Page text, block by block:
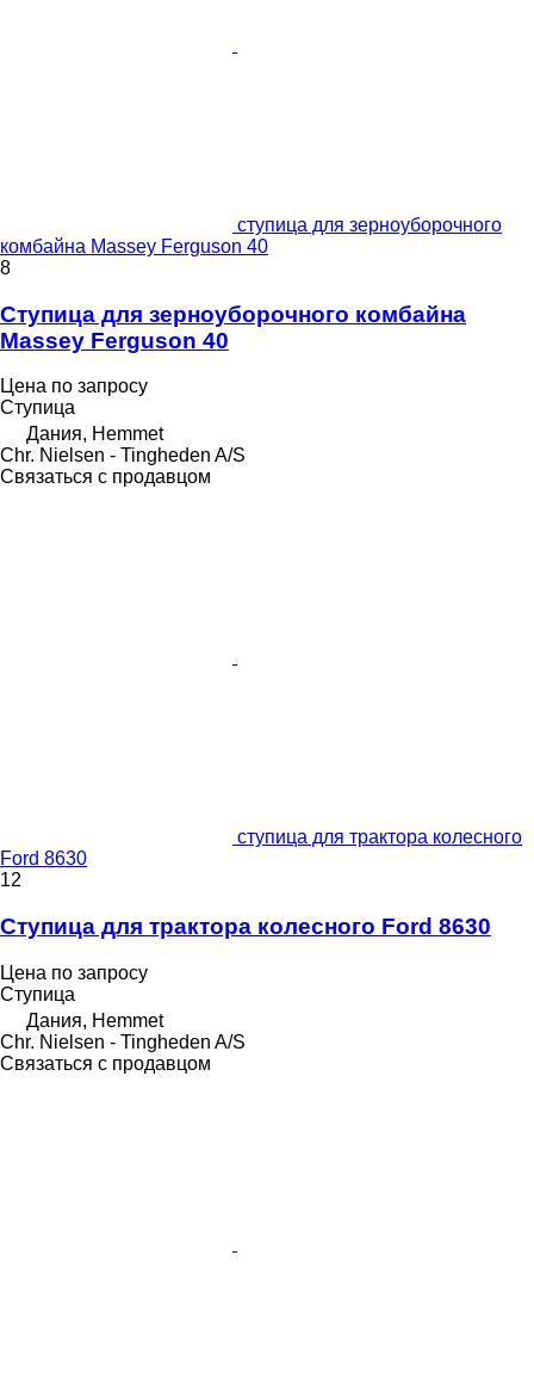
ступица для зерноуборочного
комбайна Massey Ferguson 40
8
Ступица для зерноуборочного комбайна
Massey Ferguson 40
Цена по запросу
Ступица
Дания, Hemmet
Chr. Nielsen - Tingheden A/S
Связаться с продавцом
ступица для трактора колесного
Ford 8630
12
Ступица для трактора колесного Ford 8630
Цена по запросу
Ступица
Дания, Hemmet
Chr. Nielsen - Tingheden A/S
Связаться с продавцом